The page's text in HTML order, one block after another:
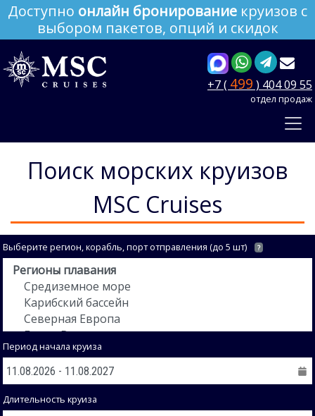
Доступно онлайн бронирование круизов с
выбором пакетов, опций и скидок
+7 ( 499 ) 404 09 55
отдел продаж
Поиск морских круизов
MSC Cruises
Выберите регион, корабль, порт отправления (до 5 шт) ?
Период начала круиза
Длительность круиза